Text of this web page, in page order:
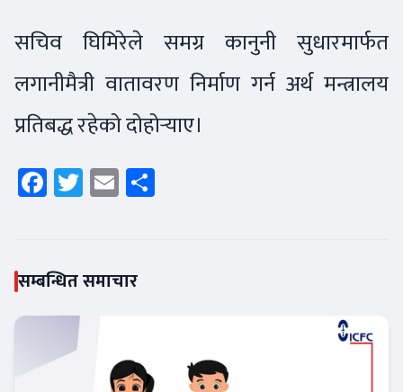
सचिव घिमिरेले समग्र कानुनी सुधारमार्फत
लगानीमैत्री वातावरण निर्माण गर्न अर्थ मन्त्रालय
प्रतिबद्ध रहेको दोहोर्‍याए।
Facebook
Twitter
Email
सम्बन्धित समाचार